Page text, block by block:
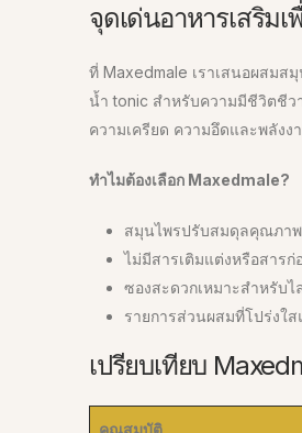
จุดเด่นอาหารเสริม
ที่ Maxedmale เราเสนอผสม
น้ำ tonic สำหรับความมีชีวิตชีว
ความเครียด ความอึดและพลัง
ทำไมต้องเลือก Maxedmale?
สมุนไพรปรับสมดุลคุณภาพ
ไม่มีสารเติมแต่งหรือสาร
ซองสะดวกเหมาะสำหรับ
รายการส่วนผสมที่โปร่งใ
เปรียบเทียบ
คุณสมบัติ